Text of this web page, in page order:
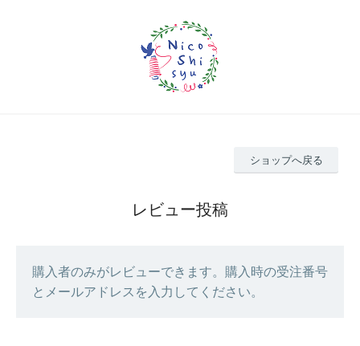
ショップへ戻る
レビュー投稿
購入者のみがレビューできます。購入時の受注番号
とメールアドレスを入力してください。